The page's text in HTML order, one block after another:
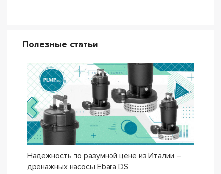
Полезные статьи
Надежность по разумной цене из Италии –
дренажных насосы Ebara DS